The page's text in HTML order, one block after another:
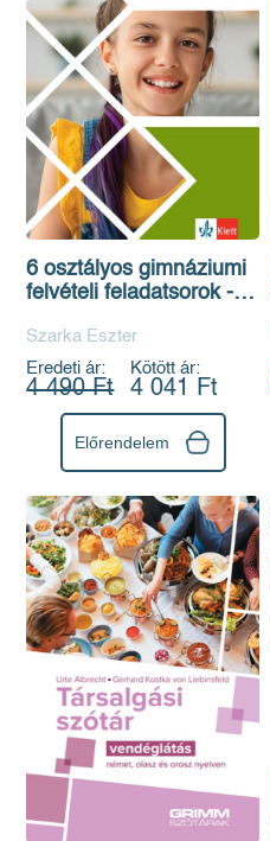
6 osztályos gimnáziumi
felvételi feladatsorok -
Szarka Eszter
Eredeti ár:
4 490 Ft
Kötött ár:
4 041 Ft
Előrendelem